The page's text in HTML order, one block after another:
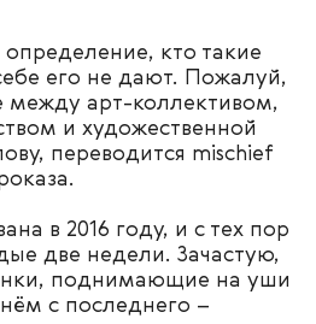
кто такие
его не дают. Пожалуй,
между арт-коллективом,
и художественной
переводится mischief
в 2016 году, и с тех пор
две недели. Зачастую,
поднимающие на уши
с последнего –